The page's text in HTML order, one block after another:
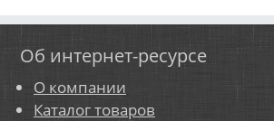
Об интернет-ресурсе
О компании
Каталог товаров